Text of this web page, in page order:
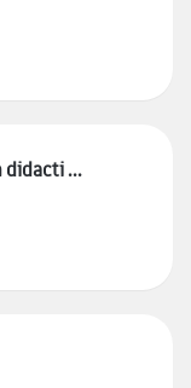
didacti ...